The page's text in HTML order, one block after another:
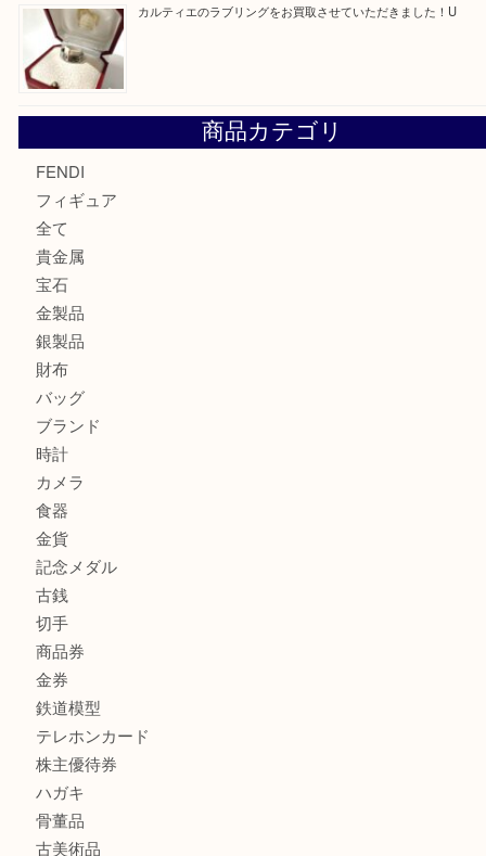
モンブラン万年筆を買取させて頂きました。U
モンブランの時計をお買取させていただきました！U
FENDI
フィギュア
全て
貴金属
宝石
金製品
銀製品
財布
バッグ
ブランド